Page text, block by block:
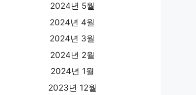
2024년 5월
2024년 4월
2024년 3월
2024년 2월
2024년 1월
2023년 12월